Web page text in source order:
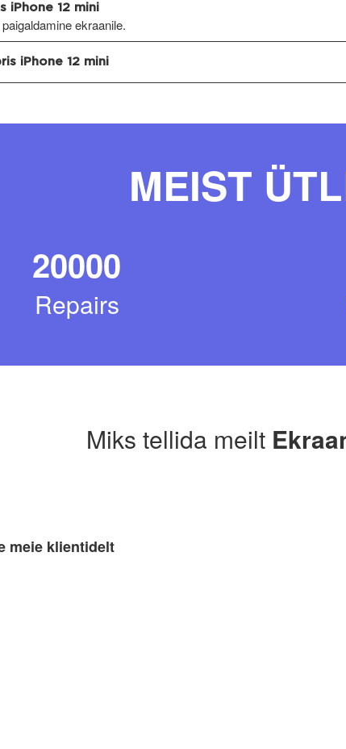
iPhone 12 mini
ekraanile.
iPhone 12 mini
MEIST
20000
Repairs
Miks tellida meilt
meie klientidelt